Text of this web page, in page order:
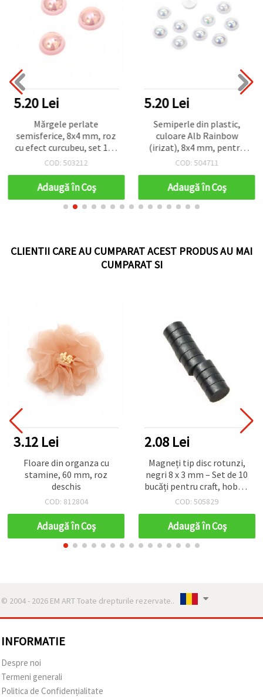
5.20 Lei
Mărgele perlate
semisferice, 8x4 mm, roz
cu efect curcubeu, set 100
bucăți
COD: 503212
Adaugă în Coş
5.20 Lei
Semiperle din plastic,
culoare Alb Rainbow
(irizat), 8x4 mm, pentru
proiecte DIY & craft - 100
COD: 504711
Adaugă în Coş
CLIENTII CARE AU CUMPARAT ACEST PRODUS AU MAI
CUMPARAT SI
3.12 Lei
Floare din organza cu
stamine, 60 mm, roz
deschis
COD: 812804
Adaugă în Coş
2.08 Lei
Magneți tip disc rotunzi,
negri 8 x 3 mm – Set de 10
bucăți pentru craft, hobby,
DIY, modelism și
COD: 505829
Adaugă în Coş
© 2004 - 2026 EM ART Toate drepturile rezervate..
INFORMATIE
Despre noi
Termeni generali
Politica de Confidențialitate